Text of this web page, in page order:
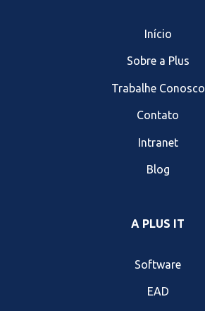
Início
Sobre a Plus
Trabalhe Conosco
Contato
Intranet
Blog
A PLUS IT
Software
EAD